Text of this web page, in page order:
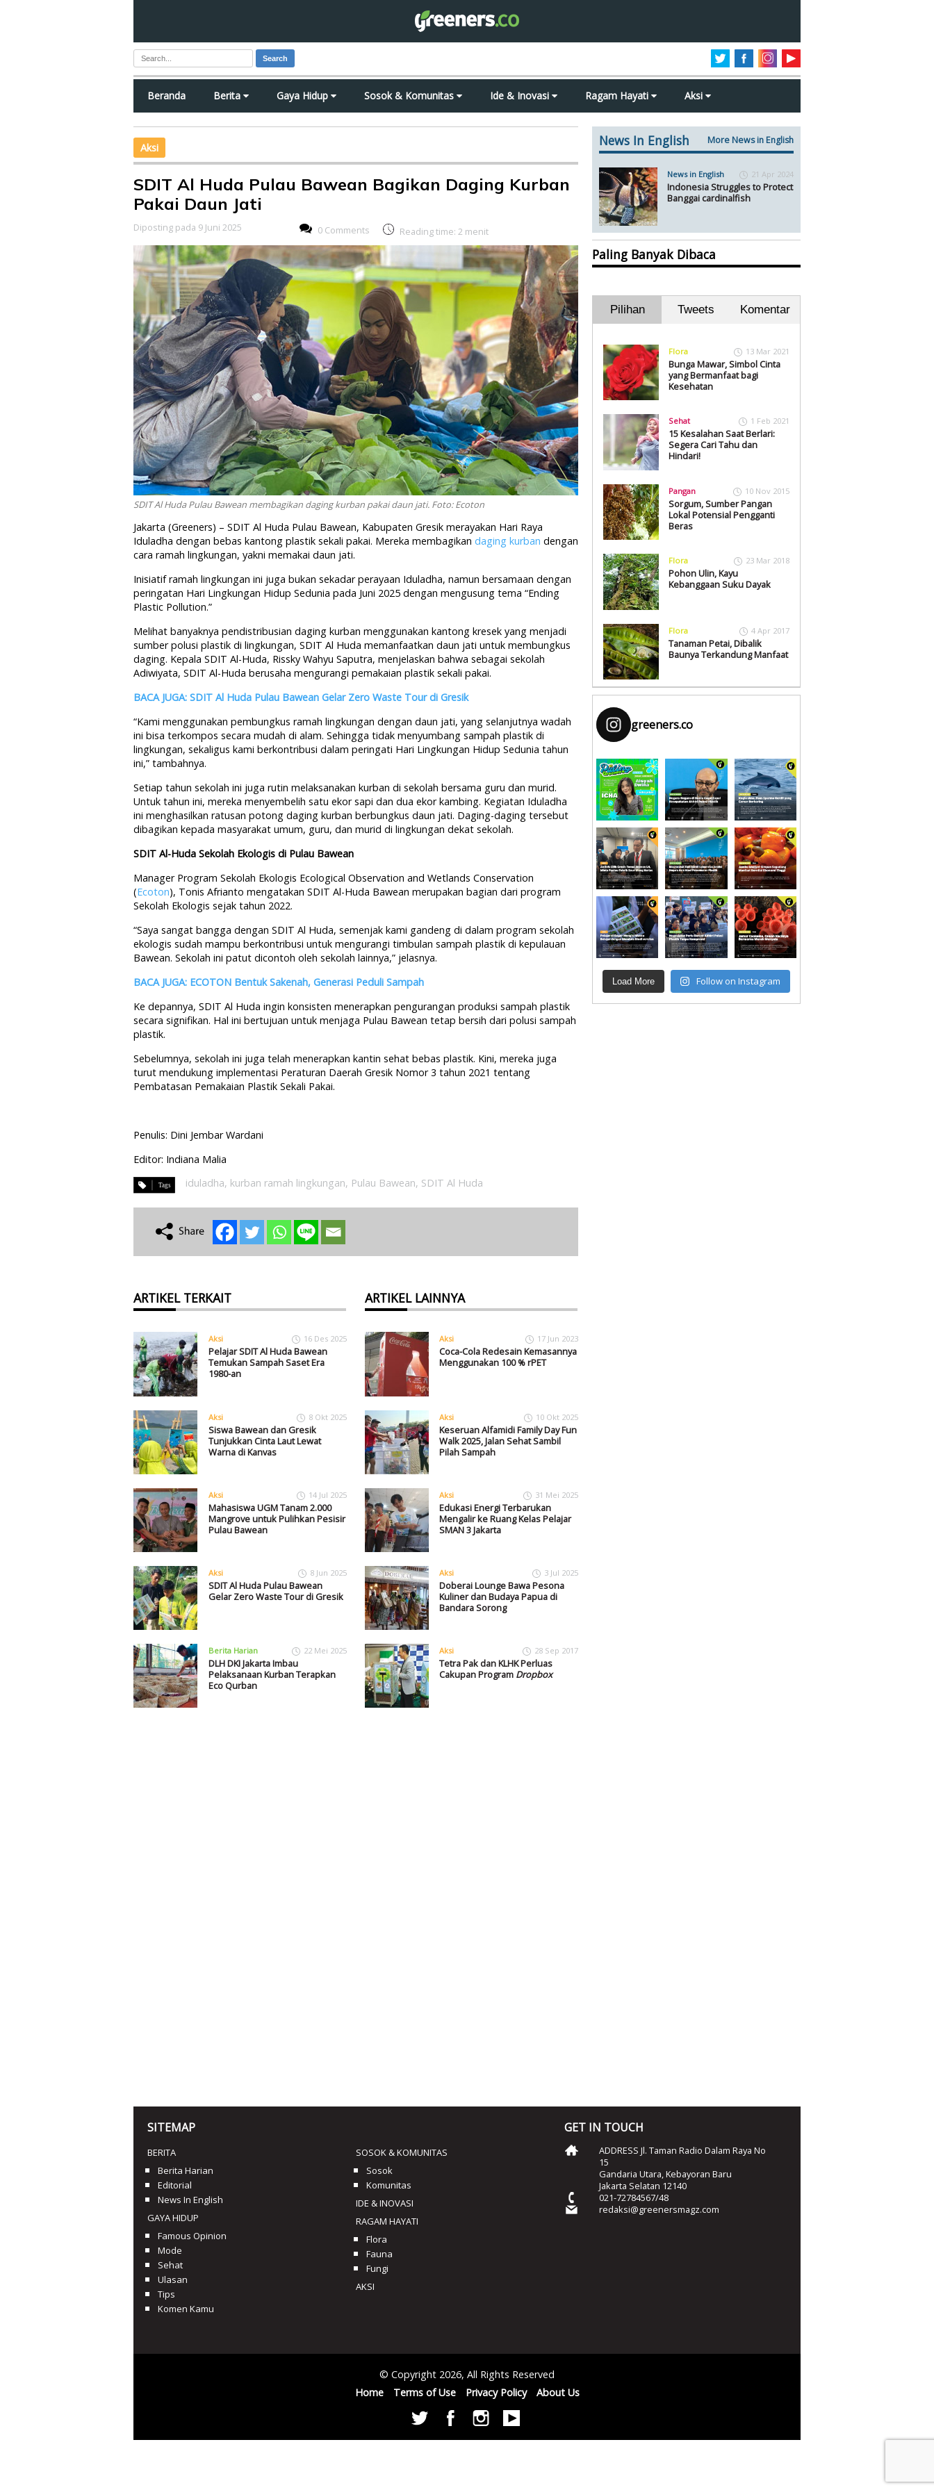
Search
Beranda Berita Gaya Hidup Sosok & Komunitas Ide & Inovasi Ragam Hayati Aksi
Aksi
SDIT Al Huda Pulau Bawean Bagikan Daging Kurban
Pakai Daun Jati
Diposting pada 9 Juni 2025 0 Comments Reading time: 2 menit
SDIT Al Huda Pulau Bawean membagikan daging kurban pakai daun jati. Foto: Ecoton
Jakarta (Greeners) – SDIT Al Huda Pulau Bawean, Kabupaten Gresik merayakan Hari Raya
Iduladha dengan bebas kantong plastik sekali pakai. Mereka membagikan daging kurban dengan
cara ramah lingkungan, yakni memakai daun jati.
Inisiatif ramah lingkungan ini juga bukan sekadar perayaan Iduladha, namun bersamaan dengan
peringatan Hari Lingkungan Hidup Sedunia pada Juni 2025 dengan mengusung tema “Ending
Plastic Pollution.”
Melihat banyaknya pendistribusian daging kurban menggunakan kantong kresek yang menjadi
sumber polusi plastik di lingkungan, SDIT Al Huda memanfaatkan daun jati untuk membungkus
daging. Kepala SDIT Al-Huda, Rissky Wahyu Saputra, menjelaskan bahwa sebagai sekolah
Adiwiyata, SDIT Al-Huda berusaha mengurangi pemakaian plastik sekali pakai.
BACA JUGA: SDIT Al Huda Pulau Bawean Gelar Zero Waste Tour di Gresik
“Kami menggunakan pembungkus ramah lingkungan dengan daun jati, yang selanjutnya wadah
ini bisa terkompos secara mudah di alam. Sehingga tidak menyumbang sampah plastik di
lingkungan, sekaligus kami berkontribusi dalam peringati Hari Lingkungan Hidup Sedunia tahun
ini,” tambahnya.
Setiap tahun sekolah ini juga rutin melaksanakan kurban di sekolah bersama guru dan murid.
Untuk tahun ini, mereka menyembelih satu ekor sapi dan dua ekor kambing. Kegiatan Iduladha
ini menghasilkan ratusan potong daging kurban berbungkus daun jati. Daging-daging tersebut
dibagikan kepada masyarakat umum, guru, dan murid di lingkungan dekat sekolah.
SDIT Al-Huda Sekolah Ekologis di Pulau Bawean
Manager Program Sekolah Ekologis Ecological Observation and Wetlands Conservation
(Ecoton), Tonis Afrianto mengatakan SDIT Al-Huda Bawean merupakan bagian dari program
Sekolah Ekologis sejak tahun 2022.
“Saya sangat bangga dengan SDIT Al Huda, semenjak kami gandeng di dalam program sekolah
ekologis sudah mampu berkontribusi untuk mengurangi timbulan sampah plastik di kepulauan
Bawean. Sekolah ini patut dicontoh oleh sekolah lainnya,” jelasnya.
BACA JUGA: ECOTON Bentuk Sakenah, Generasi Peduli Sampah
Ke depannya, SDIT Al Huda ingin konsisten menerapkan pengurangan produksi sampah plastik
secara signifikan. Hal ini bertujuan untuk menjaga Pulau Bawean tetap bersih dari polusi sampah
plastik.
Sebelumnya, sekolah ini juga telah menerapkan kantin sehat bebas plastik. Kini, mereka juga
turut mendukung implementasi Peraturan Daerah Gresik Nomor 3 tahun 2021 tentang
Pembatasan Pemakaian Plastik Sekali Pakai.
Penulis: Dini Jembar Wardani
Editor: Indiana Malia
iduladha, kurban ramah lingkungan, Pulau Bawean, SDIT Al Huda
ARTIKEL TERKAIT
Aksi 16 Des 2025
Pelajar SDIT Al Huda Bawean
Temukan Sampah Saset Era
1980-an
Aksi 8 Okt 2025
Siswa Bawean dan Gresik
Tunjukkan Cinta Laut Lewat
Warna di Kanvas
Aksi 14 Jul 2025
Mahasiswa UGM Tanam 2.000
Mangrove untuk Pulihkan Pesisir
Pulau Bawean
Aksi 8 Jun 2025
SDIT Al Huda Pulau Bawean
Gelar Zero Waste Tour di Gresik
Berita Harian 22 Mei 2025
DLH DKI Jakarta Imbau
Pelaksanaan Kurban Terapkan
Eco Qurban
ARTIKEL LAINNYA
Aksi 17 Jun 2023
Coca-Cola Redesain Kemasannya
Menggunakan 100 % rPET
Aksi 10 Okt 2025
Keseruan Alfamidi Family Day Fun
Walk 2025, Jalan Sehat Sambil
Pilah Sampah
Aksi 31 Mei 2025
Edukasi Energi Terbarukan
Mengalir ke Ruang Kelas Pelajar
SMAN 3 Jakarta
Aksi 3 Jul 2025
Doberai Lounge Bawa Pesona
Kuliner dan Budaya Papua di
Bandara Sorong
Aksi 28 Sep 2017
Tetra Pak dan KLHK Perluas
Cakupan Program Dropbox
News In English More News in English
News in English 21 Apr 2024
Indonesia Struggles to Protect
Banggai cardinalfish
Paling Banyak Dibaca
Pilihan Tweets Komentar
Flora 13 Mar 2021
Bunga Mawar, Simbol Cinta
yang Bermanfaat bagi
Kesehatan
Sehat 1 Feb 2021
15 Kesalahan Saat Berlari:
Segera Cari Tahu dan
Hindari!
Pangan 10 Nov 2015
Sorgum, Sumber Pangan
Lokal Potensial Pengganti
Beras
Flora 23 Mar 2018
Pohon Ulin, Kayu
Kebanggaan Suku Dayak
Flora 4 Apr 2017
Tanaman Petai, Dibalik
Baunya Terkandung Manfaat
greeners.co
Load More Follow on Instagram
SITEMAP
BERITA
Berita Harian
Editorial
News In English
GAYA HIDUP
Famous Opinion
Mode
Sehat
Ulasan
Tips
Komen Kamu
SOSOK & KOMUNITAS
Sosok
Komunitas
IDE & INOVASI
RAGAM HAYATI
Flora
Fauna
Fungi
AKSI
GET IN TOUCH
ADDRESS Jl. Taman Radio Dalam Raya No
15
Gandaria Utara, Kebayoran Baru
Jakarta Selatan 12140
021-72784567/48
redaksi@greenersmagz.com
© Copyright 2026, All Rights Reserved
Home
Terms of Use Privacy Policy About Us